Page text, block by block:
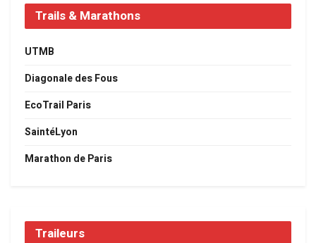
Trails & Marathons
UTMB
Diagonale des Fous
EcoTrail Paris
SaintéLyon
Marathon de Paris
Traileurs